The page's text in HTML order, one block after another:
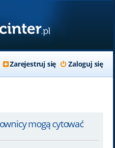
Zaloguj się
Zarejestruj się
mogą cytować